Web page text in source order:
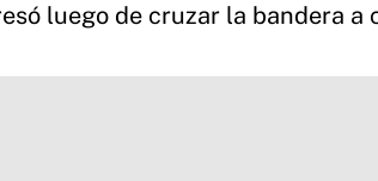
luego de cruzar la bandera a